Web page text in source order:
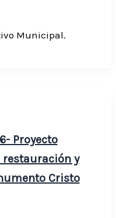
Municipal.
Proyecto
restauración y
Cristo